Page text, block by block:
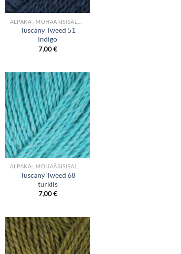
Tuscany Tweed 51
indigo
7,00€
+
Tuscany Tweed 68
türkiis
7,00€